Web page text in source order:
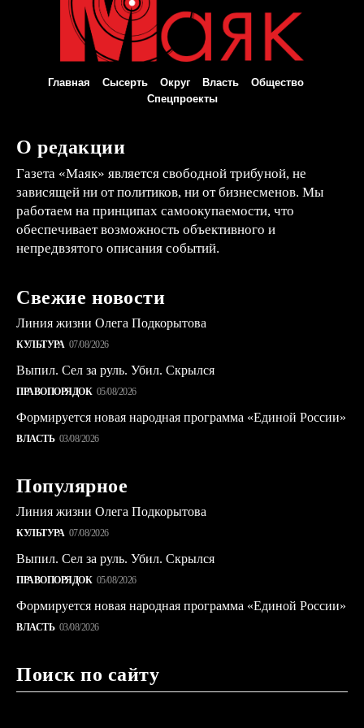
Главная Сысерть Округ Власть
Общество
Спецпроекты
О редакции
Газета «Маяк» является свободной трибуной, не
зависящей ни от политиков, ни от бизнесменов. Мы
работаем на принципах самоокупаемости, что
обеспечивает возможность объективного и
непредвзятого описания событий.
Свежие новости
Линия жизни Олега Подкорытова
КУЛЬТУРА 07/08/2026
Выпил. Сел за руль. Убил. Скрылся
ПРАВОПОРЯДОК 05/08/2026
Формируется новая народная программа «Единой России»
ВЛАСТЬ 03/08/2026
Популярное
Линия жизни Олега Подкорытова
КУЛЬТУРА 07/08/2026
Выпил. Сел за руль. Убил. Скрылся
ПРАВОПОРЯДОК 05/08/2026
Формируется новая народная программа «Единой России»
ВЛАСТЬ 03/08/2026
Поиск по сайту